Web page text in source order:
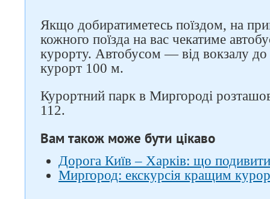
Якщо добиратиметесь поїздом, на
кожного поїзда на вас чекатиме
курорту. Автобусом — від вокзалу до
курорт 100 м.
Курортний парк в Миргороді
112.
Вам також може бути цікаво
Дорога Київ – Харків: що
Миргород: екскурсія кращим